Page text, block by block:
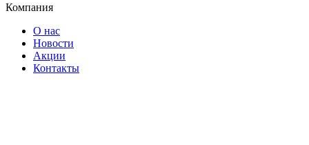
Компания
О нас
Новости
Акции
Контакты